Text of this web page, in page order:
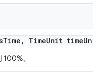
Time , TimeUnit time
。